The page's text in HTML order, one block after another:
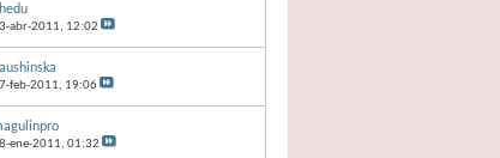
abr-2011, 12:02
feb-2011, 19:06
ene-2011, 01:32